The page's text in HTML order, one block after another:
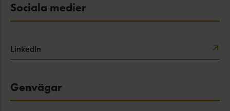
Sociala medier
LinkedIn
Genvägar